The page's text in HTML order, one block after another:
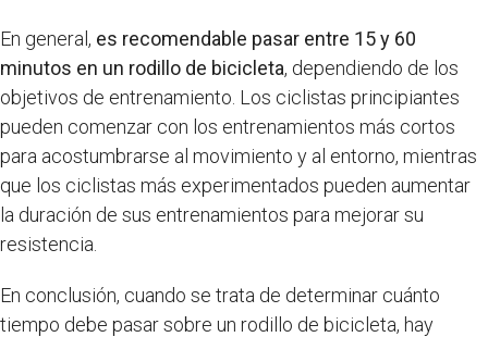
En general, es recomendable pasar entre 15 y 60
minutos en un rodillo de bicicleta, dependiendo de los
objetivos de entrenamiento. Los ciclistas principiantes
pueden comenzar con los entrenamientos más cortos
para acostumbrarse al movimiento y al entorno, mientras
que los ciclistas más experimentados pueden aumentar
la duración de sus entrenamientos para mejorar su
resistencia.
En conclusión, cuando se trata de determinar cuánto
tiempo debe pasar sobre un rodillo de bicicleta, hay